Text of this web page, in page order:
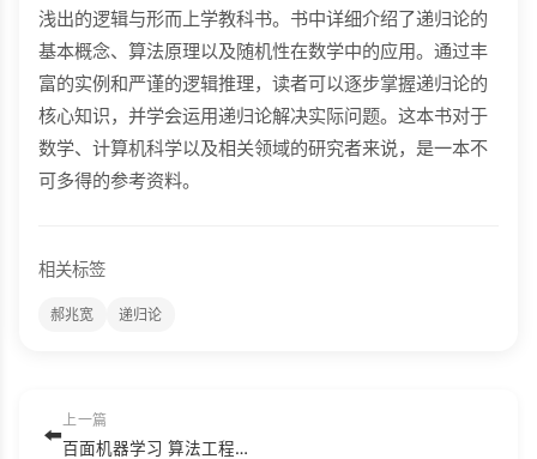
浅出的逻辑与形而上学教科书。书中详细介绍了递归论的
基本概念、算法原理以及随机性在数学中的应用。通过丰
富的实例和严谨的逻辑推理，读者可以逐步掌握递归论的
核心知识，并学会运用递归论解决实际问题。这本书对于
数学、计算机科学以及相关领域的研究者来说，是一本不
可多得的参考资料。
相关标签
郝兆宽 递归论
⬅️
上一篇
百面机器学习 算法工程师带你去面试 (葫芦娃).pdf